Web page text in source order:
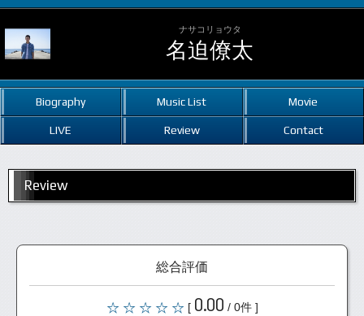
ナサコリョウタ
名迫僚太
Biography Music List Movie
LIVE Review Contact
Review
総合評価
[ 0.00 / 0件 ]